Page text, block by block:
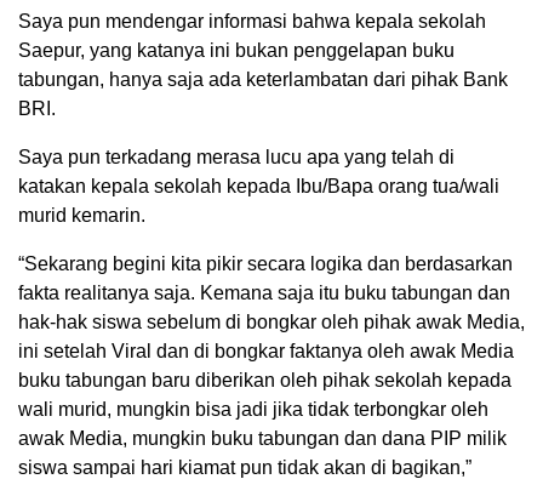
Saya pun mendengar informasi bahwa kepala sekolah
Saepur, yang katanya ini bukan penggelapan buku
tabungan, hanya saja ada keterlambatan dari pihak Bank
BRI.
Saya pun terkadang merasa lucu apa yang telah di
katakan kepala sekolah kepada Ibu/Bapa orang tua/wali
murid kemarin.
“Sekarang begini kita pikir secara logika dan berdasarkan
fakta realitanya saja. Kemana saja itu buku tabungan dan
hak-hak siswa sebelum di bongkar oleh pihak awak Media,
ini setelah Viral dan di bongkar faktanya oleh awak Media
buku tabungan baru diberikan oleh pihak sekolah kepada
wali murid, mungkin bisa jadi jika tidak terbongkar oleh
awak Media, mungkin buku tabungan dan dana PIP milik
siswa sampai hari kiamat pun tidak akan di bagikan,”